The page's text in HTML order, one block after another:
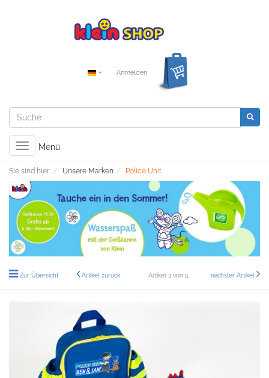
Anmelden
Toggle
navigation
Menü
Sie sind hier: Unsere Marken Police Unit
Zur Übersicht Artikel zurück Artikel 3 von 5 nächster Artikel